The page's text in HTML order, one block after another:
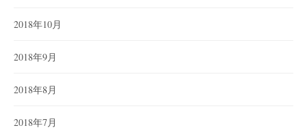
2018年10月
2018年9月
2018年8月
2018年7月